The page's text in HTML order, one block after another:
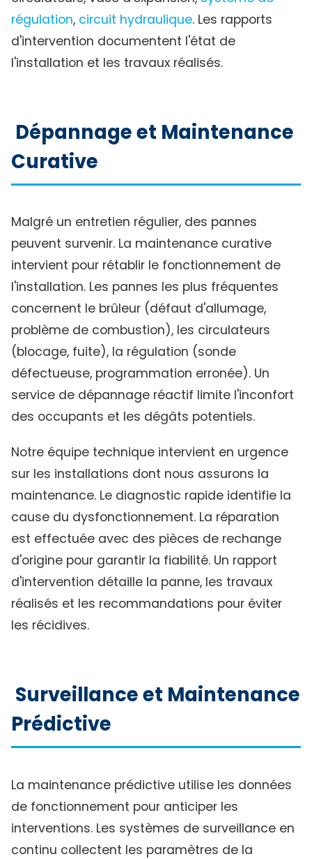
régulation, circuit hydraulique. Les rapports
d'intervention documentent l'état de
l'installation et les travaux réalisés.
Dépannage et Maintenance
Curative
Malgré un entretien régulier, des pannes
peuvent survenir. La maintenance curative
intervient pour rétablir le fonctionnement de
l'installation. Les pannes les plus fréquentes
concernent le brûleur (défaut d'allumage,
problème de combustion), les circulateurs
(blocage, fuite), la régulation (sonde
défectueuse, programmation erronée). Un
service de dépannage réactif limite l'inconfort
des occupants et les dégâts potentiels.
Notre équipe technique intervient en urgence
sur les installations dont nous assurons la
maintenance. Le diagnostic rapide identifie la
cause du dysfonctionnement. La réparation
est effectuée avec des pièces de rechange
d'origine pour garantir la fiabilité. Un rapport
d'intervention détaille la panne, les travaux
réalisés et les recommandations pour éviter
les récidives.
Surveillance et Maintenance
Prédictive
La maintenance prédictive utilise les données
de fonctionnement pour anticiper les
interventions. Les systèmes de surveillance en
continu collectent les paramètres de la